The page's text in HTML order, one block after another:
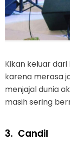
Kikan keluar
karena merasa
menjajal dunia
masih sering
3. Candil